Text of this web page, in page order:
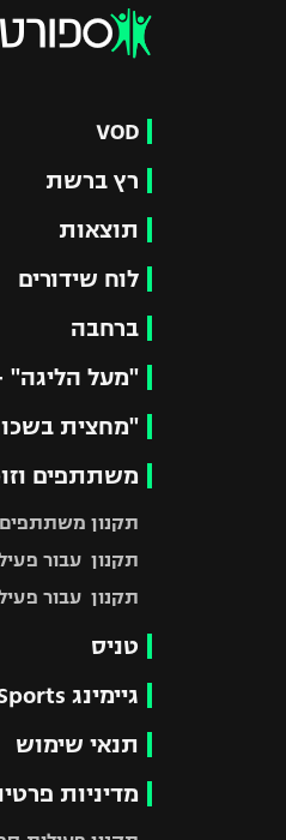
VOD
רץ ברשת
תוצאות
לוח שידורים
ברחבה
"מעל
"מחצית
משתתפים
תקנון משתתפים
תקנון עבור
תקנון עבור פעילות
טניס
גיימינג E-Sports
תנאי שימוש
מדיניות